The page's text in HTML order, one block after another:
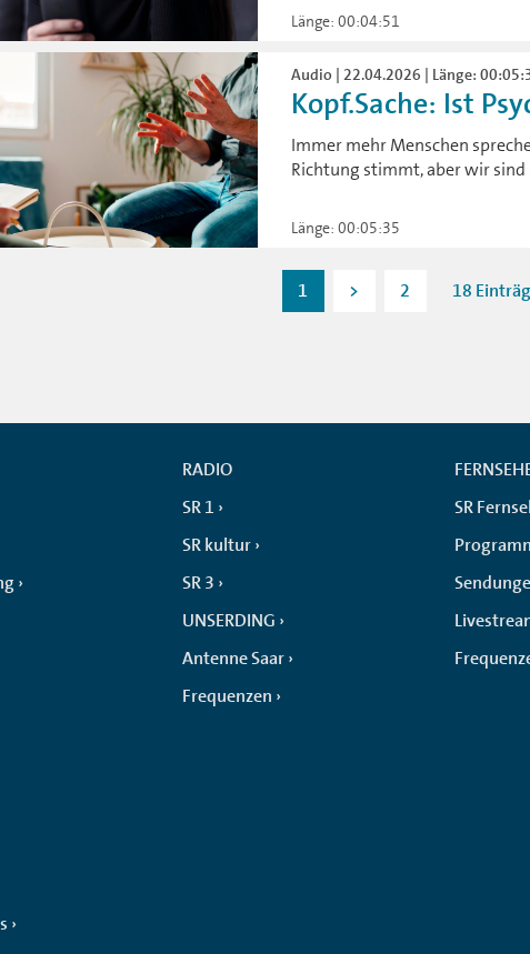
Länge: 00:04:51
Audio | 22.04.2026 | Länge:
Kopf.Sache: Ist
Immer mehr Menschen
Richtung stimmt, aber wir sind
Länge: 00:05:35
1 > 2 18
RADIO
SR 1
SR kultur
SR 3
UNSERDING
Antenne Saar
Frequenzen
SR